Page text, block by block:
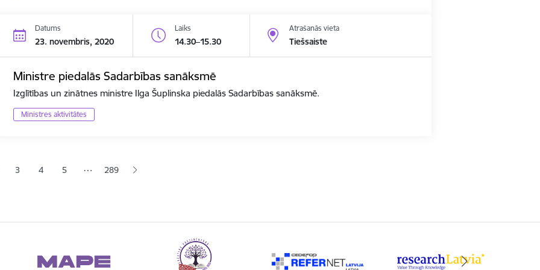
Datums
23. novembris, 2020
Laiks
14.30–15.30
Atrašanās vieta
Tiešsaiste
Ministre piedalās Sadarbības sanāksmē
Izglītības un zinātnes ministre Ilga Šuplinska piedalās Sadarbības sanāksmē.
Ministres aktivitātes
lapaLapa
3 Lapa
4 Lapa
5 … 289